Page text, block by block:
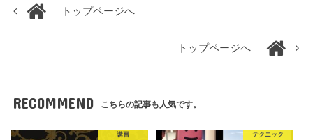
トップページへ
トップページへ
RECOMMEND こちらの記事も人気です。
講習 テクニック